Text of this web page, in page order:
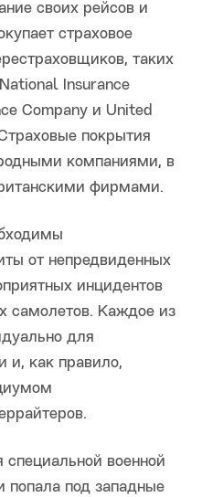
своих рейсов и
страховое
таких
Insurance
Company и United
покрытия
компаниями, в
фирмами.
от непредвиденных
инцидентов
самолетов. Каждое из
для
и, как правило,
специальной военной
попала под западные